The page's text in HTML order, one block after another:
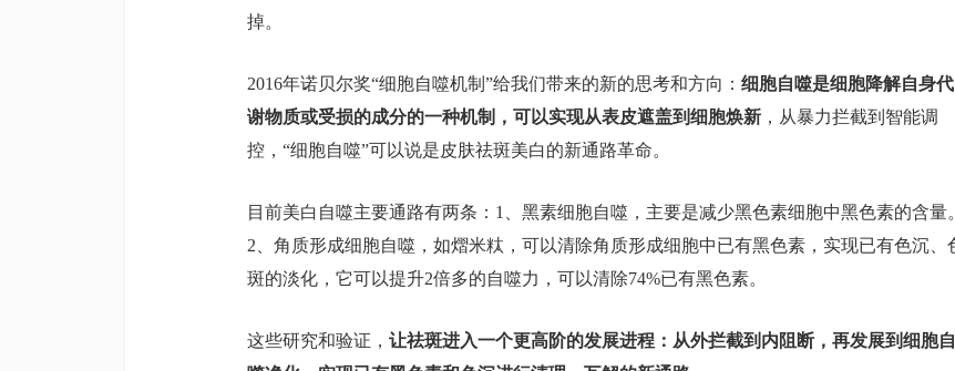
掉。
2016年诺贝尔奖“细胞自噬机制”给我们带来的新的思考和方向： 细胞自噬是细胞降解自身代
谢物质或受损的成分的一种机制，可以实现从表皮遮盖到细胞焕新 ，从暴力拦截到智能调
控，“细胞自噬”可以说是皮肤祛斑美白的新通路革命。
目前美白自噬主要通路有两条：1、黑素细胞自噬，主要是减少黑色素细胞中黑色素的含量。
2、角质形成细胞自噬，如熠米粏，可以清除角质形成细胞中已有黑色素，实现已有色沉、
斑的淡化，它可以提升2倍多的自噬力，可以清除74%已有黑色素。
这些研究和验证， 让祛斑进入一个更高阶的发展进程：从外拦截到内阻断，再发展到细胞自